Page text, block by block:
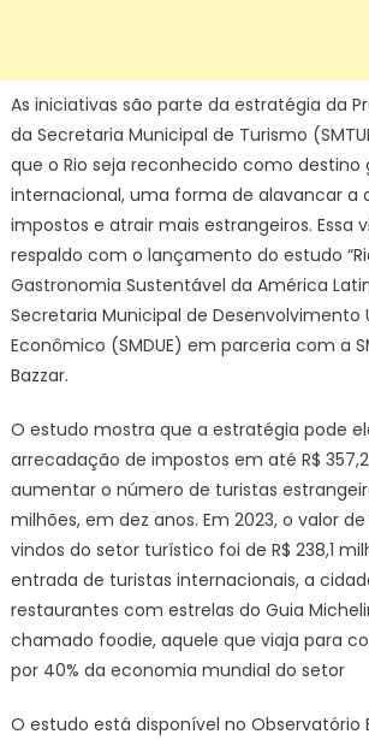
As iniciativas são parte da estratégia da
da Secretaria Municipal de Turismo
que o Rio seja reconhecido como
internacional, uma forma de alavancar a
impostos e atrair mais estrangeiros. Essa
respaldo com o lançamento do estudo
Gastronomia Sustentável da América
Secretaria Municipal de Desenvolvimento
Econômico (SMDUE) em parceria com a
Bazzar.
O estudo mostra que a estratégia pode
arrecadação de impostos em até R$
aumentar o número de turistas
milhões, em dez anos. Em 2023, o valor
vindos do setor turístico foi de R$ 238,1
entrada de turistas internacionais, a
restaurantes com estrelas do Guia
chamado foodie, aquele que viaja para
por 40% da economia mundial do setor
O estudo está disponível no Observatório